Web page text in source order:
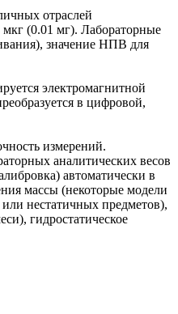
отраслей
(0.01 мг). Лабораторные
значение НПВ для
электромагнитной
в цифровой,
измерений.
аналитических весов
автоматически в
массы (некоторые модели
нестатичных предметов),
гидростатическое